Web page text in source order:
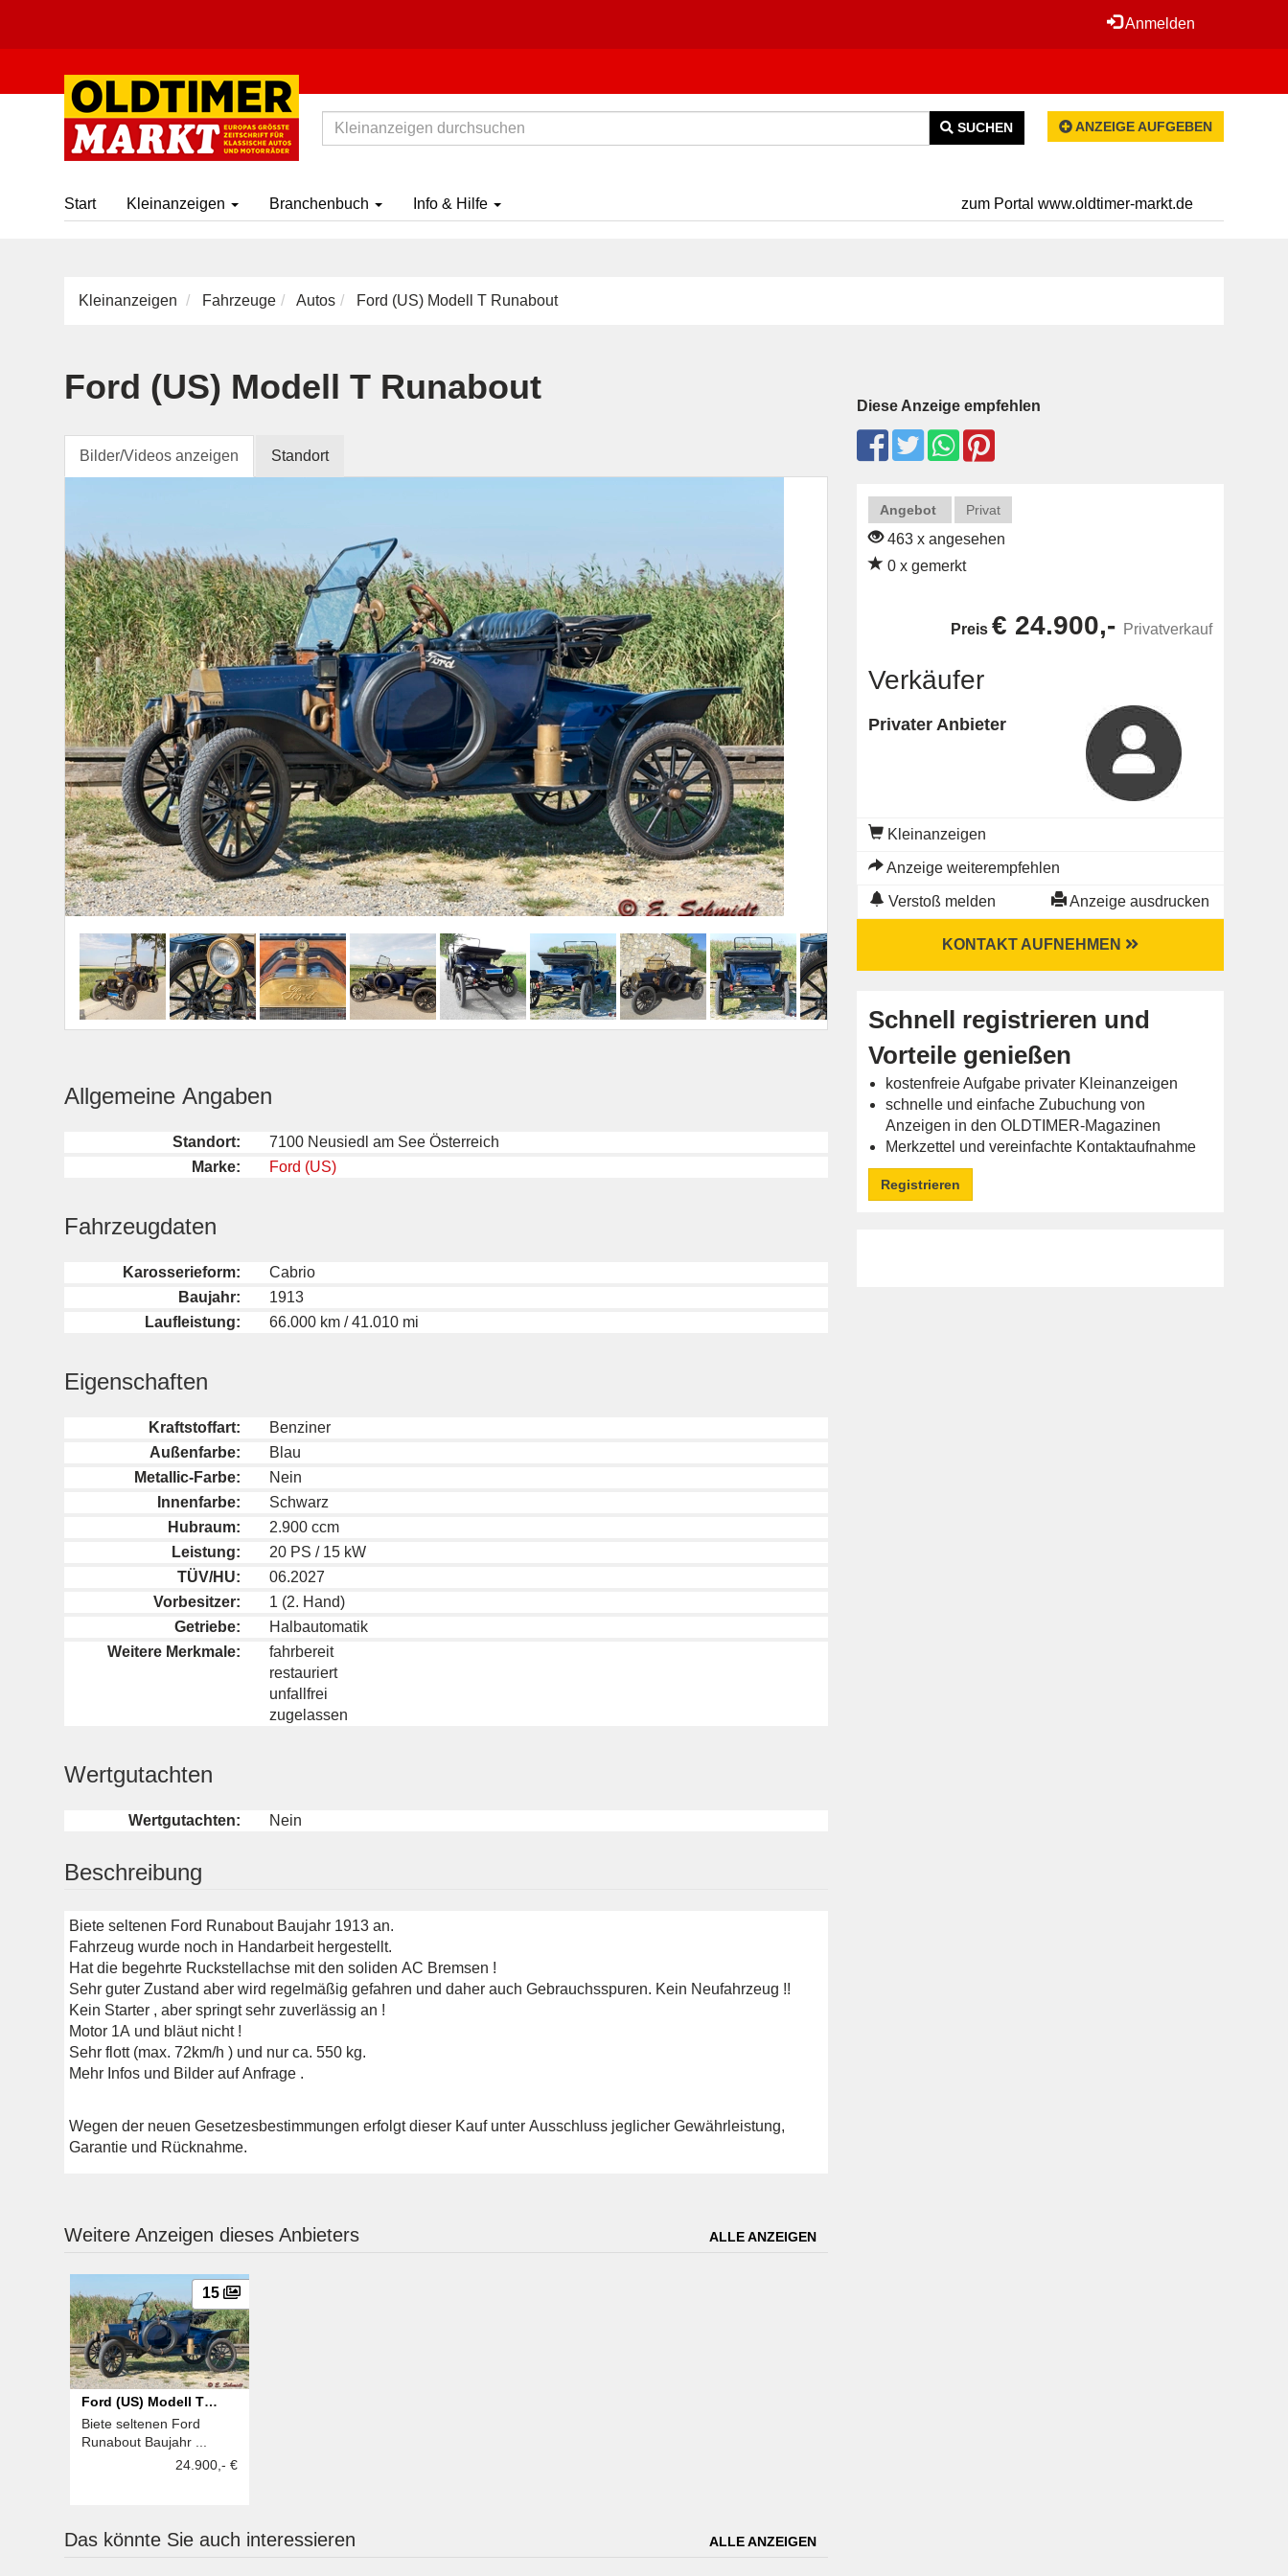
Anmelden
SUCHEN ANZEIGE AUFGEBEN
Start Kleinanzeigen Branchenbuch Info & Hilfe zum Portal www.oldtimer-markt.de
Kleinanzeigen Fahrzeuge Autos Ford (US) Modell T Runabout
Ford (US) Modell T Runabout
Bilder/Videos anzeigen Standort
Allgemeine Angaben
Standort:
7100 Neusiedl am See Österreich
Marke:
Ford (US)
Fahrzeugdaten
Karosserieform:
Cabrio
Baujahr:
1913
Laufleistung:
66.000 km / 41.010 mi
Eigenschaften
Kraftstoffart:
Benziner
Außenfarbe:
Blau
Metallic-Farbe:
Nein
Innenfarbe:
Schwarz
Hubraum:
2.900 ccm
Leistung:
20 PS / 15 kW
TÜV/HU:
06.2027
Vorbesitzer:
1 (2. Hand)
Getriebe:
Halbautomatik
Weitere Merkmale:
fahrbereit
restauriert
unfallfrei
zugelassen
Wertgutachten
Wertgutachten: Nein
Beschreibung
Biete seltenen Ford Runabout Baujahr 1913 an.
Fahrzeug wurde noch in Handarbeit hergestellt.
Hat die begehrte Ruckstellachse mit den soliden AC Bremsen !
Sehr guter Zustand aber wird regelmäßig gefahren und daher auch Gebrauchsspuren. Kein Neufahrzeug !!
Kein Starter , aber springt sehr zuverlässig an !
Motor 1A und bläut nicht !
Sehr flott (max. 72km/h ) und nur ca. 550 kg.
Mehr Infos und Bilder auf Anfrage .
Wegen der neuen Gesetzesbestimmungen erfolgt dieser Kauf unter Ausschluss jeglicher Gewährleistung,
Garantie und Rücknahme.
Weitere Anzeigen dieses Anbieters ALLE ANZEIGEN
15
Ford (US) Modell T
Runabout
Biete seltenen Ford
Runabout Baujahr ...
24.900,- €
Das könnte Sie auch interessieren ALLE ANZEIGEN
Diese Anzeige empfehlen
Angebot Privat
463 x angesehen
0 x gemerkt
Preis € 24.900,- Privatverkauf
Verkäufer
Privater Anbieter
Kleinanzeigen
Anzeige weiterempfehlen
Verstoß melden Anzeige ausdrucken
KONTAKT AUFNEHMEN
Schnell registrieren und
Vorteile genießen
kostenfreie Aufgabe privater Kleinanzeigen
schnelle und einfache Zubuchung von
Anzeigen in den OLDTIMER-Magazinen
Merkzettel und vereinfachte Kontaktaufnahme
Registrieren